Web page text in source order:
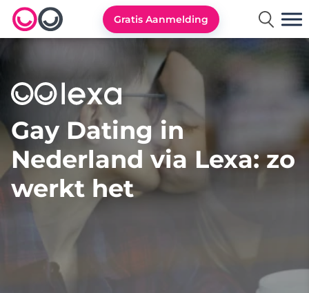
Lexa logo
Gratis Aanmelding
Gay Dating in
Nederland via Lexa: zo
werkt het